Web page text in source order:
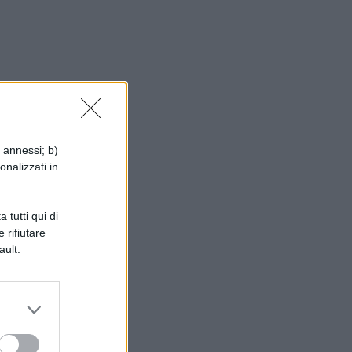
b)
in
tutti qui di
rifiutare